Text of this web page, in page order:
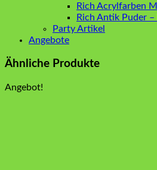
Rich Acrylfarben
Rich Antik Puder
Party Artikel
Angebote
Ähnliche Produkte
Angebot!